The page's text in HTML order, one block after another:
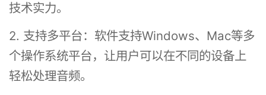
技术实力。
2. 支持多平台：软件支持Windows、Mac等多
个操作系统平台，让用户可以在不同的设备上
轻松处理音频。